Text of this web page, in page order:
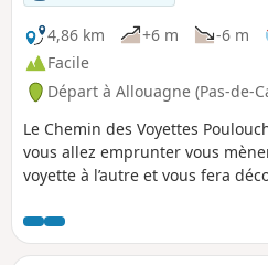
4,86 km
+6 m -6 m
Facile
Départ à Allouagne (Pas-de-
Le Chemin des Voyettes
vous allez emprunter vous
voyette à l’autre et vous fera